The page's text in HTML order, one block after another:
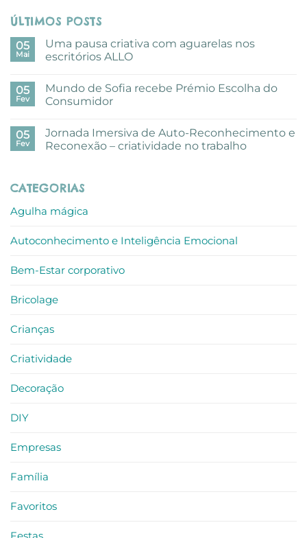
ÚLTIMOS POSTS
05
Mai
Uma pausa criativa com aguarelas nos
escritórios ALLO
em
Uma
pausa
aguarelas
nos
escritórios
05
Fev
Mundo de Sofia recebe Prémio Escolha do
Consumidor
em
Mundo
de
Escolha
do
05
Fev
Jornada Imersiva de Auto-Reconhecimento e
Reconexão – criatividade no trabalho
Jornada
Imersiva
Auto-
Reconexão
no
trabalho
CATEGORIAS
Agulha mágica
Autoconhecimento e Inteligência Emocional
Bem-Estar corporativo
Bricolage
Crianças
Criatividade
Decoração
DIY
Empresas
Família
Favoritos